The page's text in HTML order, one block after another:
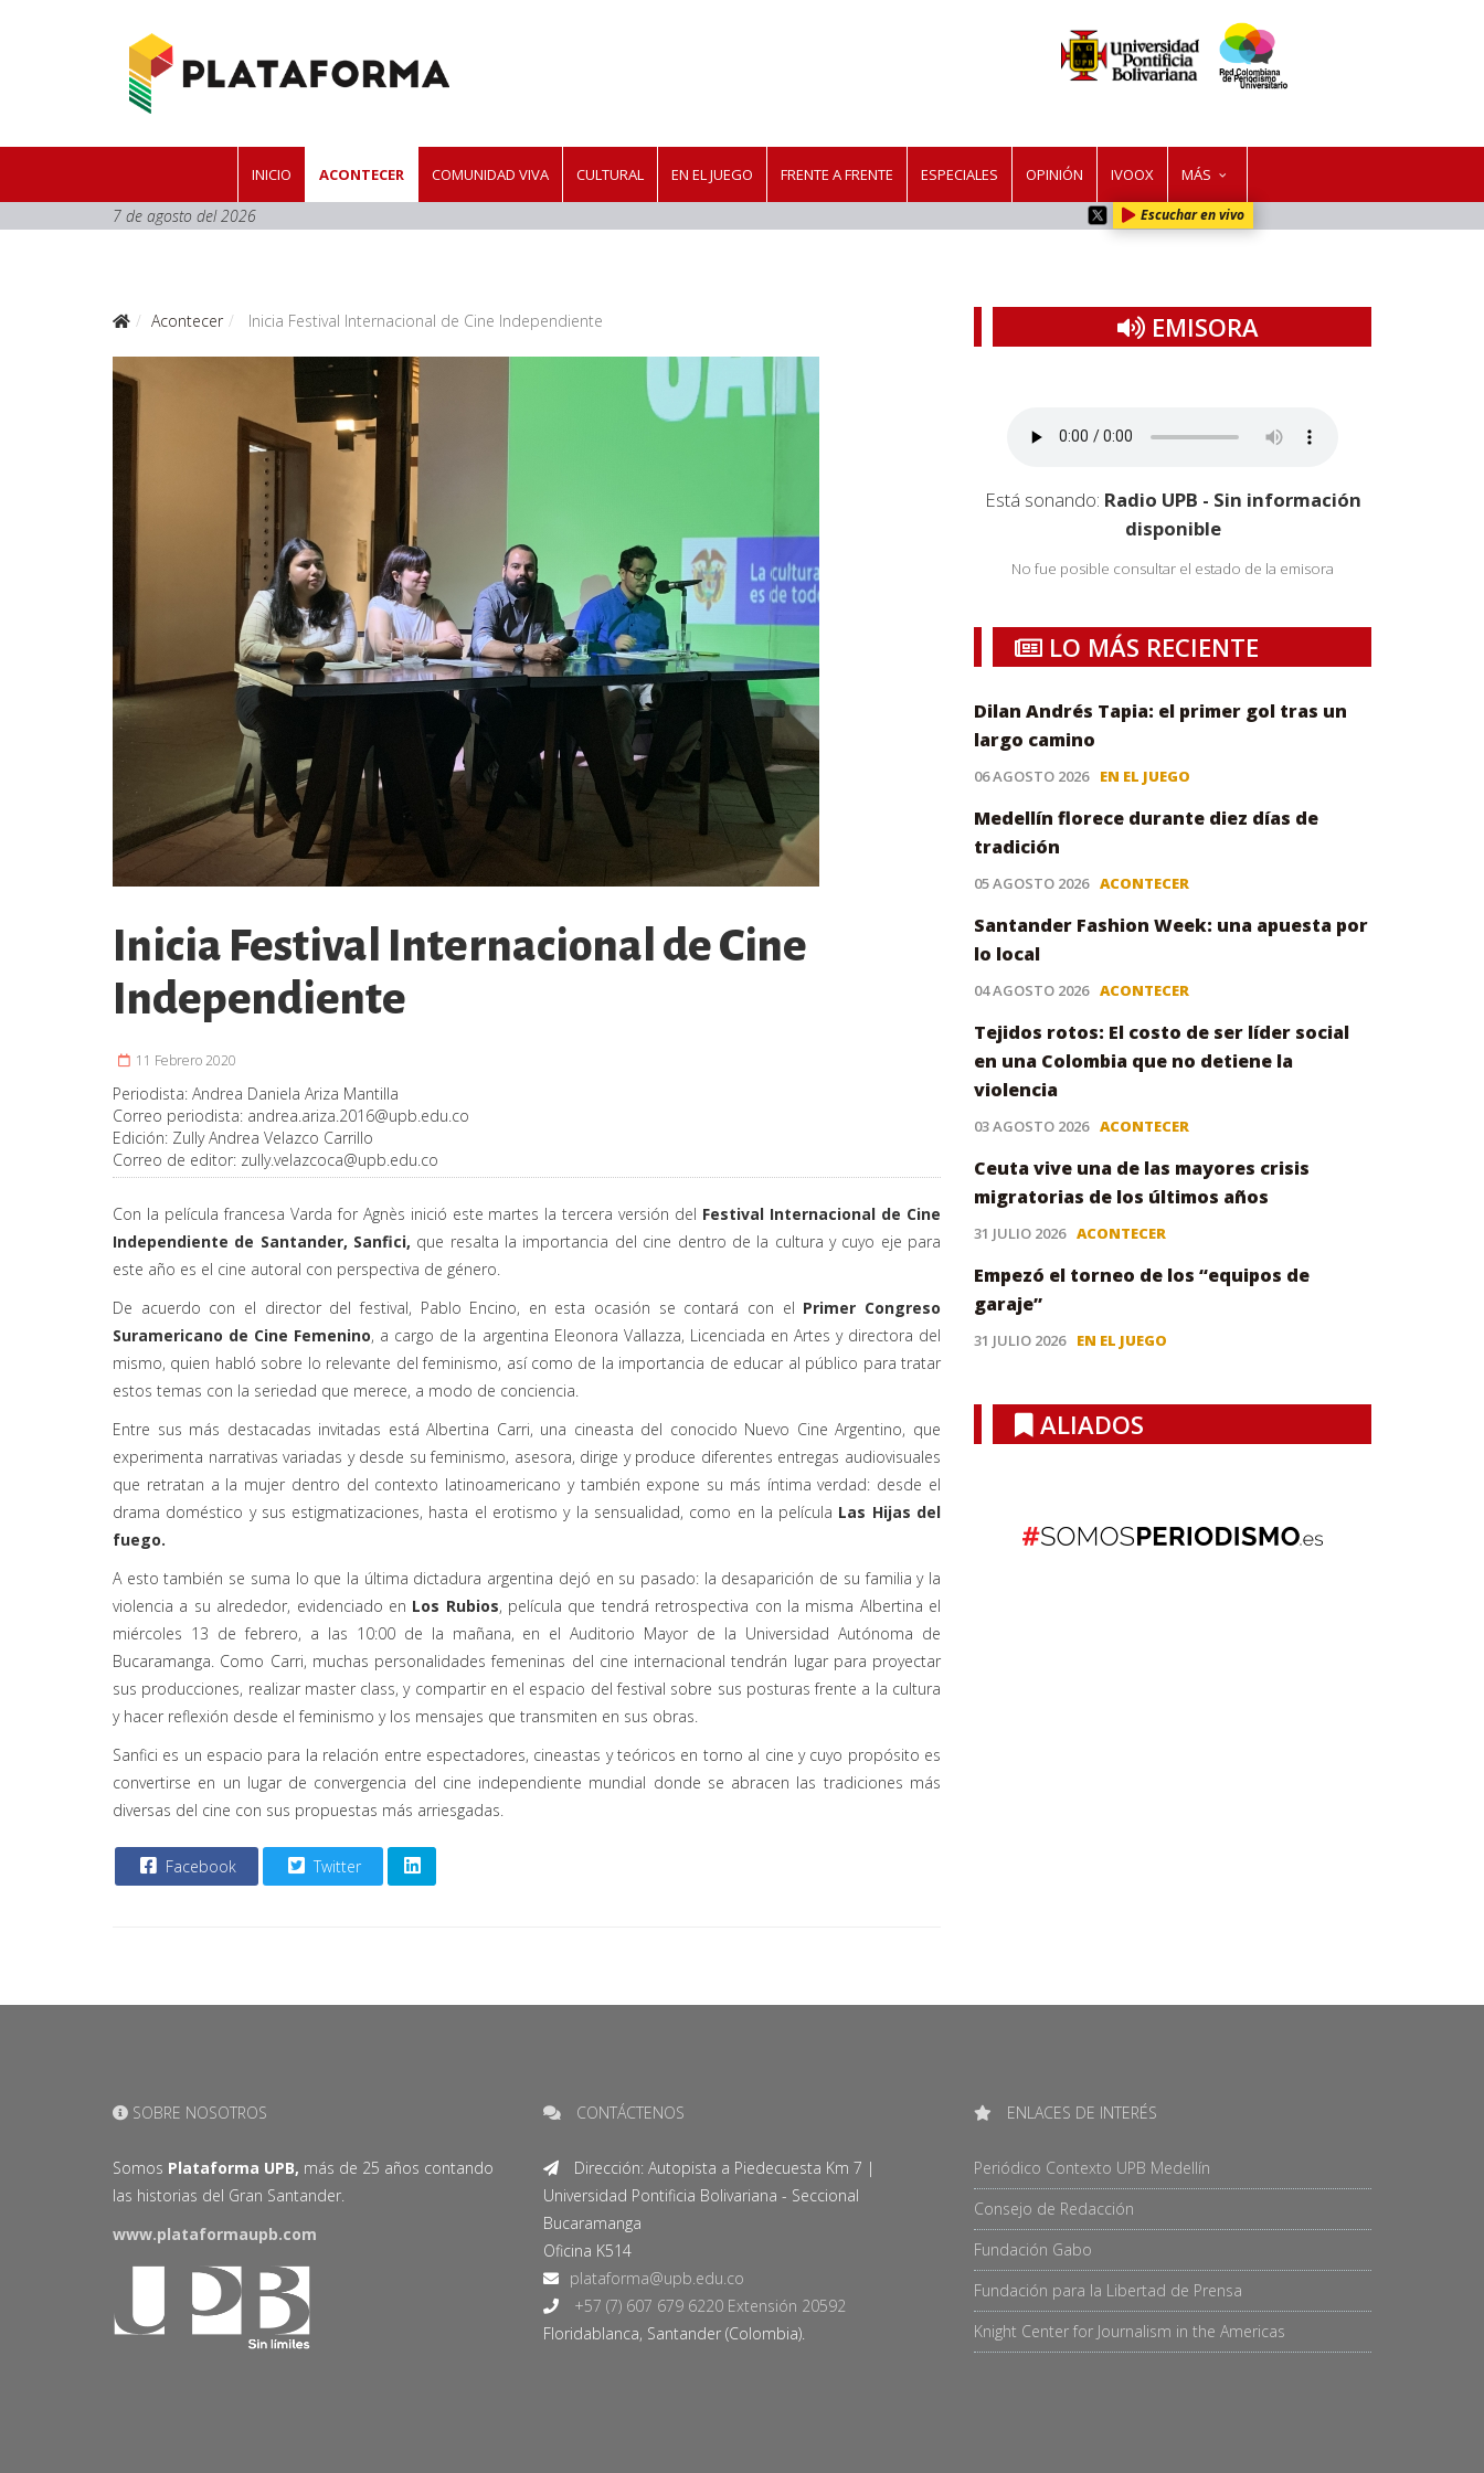
INICIO ACONTECER COMUNIDAD VIVA CULTURAL EN EL JUEGO FRENTE A FRENTE ESPECIALES OPINIÓN IVOOX MÁS
7 de agosto del 2026 Escuchar en vivo
Acontecer Inicia Festival Internacional de Cine Independiente
Inicia Festival Internacional de Cine
Independiente
11 Febrero 2020
Periodista: Andrea Daniela Ariza Mantilla
Correo periodista: andrea.ariza.2016@upb.edu.co
Edición: Zully Andrea Velazco Carrillo
Correo de editor: zully.velazcoca@upb.edu.co
Con la película francesa Varda for Agnès inició este martes la tercera versión del Festival Internacional de Cine
Independiente de Santander, Sanfici, que resalta la importancia del cine dentro de la cultura y cuyo eje para
este año es el cine autoral con perspectiva de género.
De acuerdo con el director del festival, Pablo Encino, en esta ocasión se contará con el Primer Congreso
Suramericano de Cine Femenino, a cargo de la argentina Eleonora Vallazza, Licenciada en Artes y directora del
mismo, quien habló sobre lo relevante del feminismo, así como de la importancia de educar al público para tratar
estos temas con la seriedad que merece, a modo de conciencia.
Entre sus más destacadas invitadas está Albertina Carri, una cineasta del conocido Nuevo Cine Argentino, que
experimenta narrativas variadas y desde su feminismo, asesora, dirige y produce diferentes entregas audiovisuales
que retratan a la mujer dentro del contexto latinoamericano y también expone su más íntima verdad: desde el
drama doméstico y sus estigmatizaciones, hasta el erotismo y la sensualidad, como en la película Las Hijas del
fuego.
A esto también se suma lo que la última dictadura argentina dejó en su pasado: la desaparición de su familia y la
violencia a su alrededor, evidenciado en Los Rubios, película que tendrá retrospectiva con la misma Albertina el
miércoles 13 de febrero, a las 10:00 de la mañana, en el Auditorio Mayor de la Universidad Autónoma de
Bucaramanga. Como Carri, muchas personalidades femeninas del cine internacional tendrán lugar para proyectar
sus producciones, realizar master class, y compartir en el espacio del festival sobre sus posturas frente a la cultura
y hacer reflexión desde el feminismo y los mensajes que transmiten en sus obras.
Sanfici es un espacio para la relación entre espectadores, cineastas y teóricos en torno al cine y cuyo propósito es
convertirse en un lugar de convergencia del cine independiente mundial donde se abracen las tradiciones más
diversas del cine con sus propuestas más arriesgadas.
Facebook Twitter
EMISORA
Está sonando: Radio UPB - Sin información
disponible
No fue posible consultar el estado de la emisora
LO MÁS RECIENTE
Dilan Andrés Tapia: el primer gol tras un
largo camino
06 AGOSTO 2026 EN EL JUEGO
Medellín florece durante diez días de
tradición
05 AGOSTO 2026 ACONTECER
Santander Fashion Week: una apuesta por
lo local
04 AGOSTO 2026 ACONTECER
Tejidos rotos: El costo de ser líder social
en una Colombia que no detiene la
violencia
03 AGOSTO 2026 ACONTECER
Ceuta vive una de las mayores crisis
migratorias de los últimos años
31 JULIO 2026 ACONTECER
Empezó el torneo de los “equipos de
garaje”
31 JULIO 2026 EN EL JUEGO
ALIADOS
SOBRE NOSOTROS
Somos Plataforma UPB, más de 25 años contando
las historias del Gran Santander.
www.plataformaupb.com
CONTÁCTENOS
Dirección: Autopista a Piedecuesta Km 7 |
Universidad Pontificia Bolivariana - Seccional
Bucaramanga
Oficina K514
+57 (7) 607 679 6220 Extensión 20592
Floridablanca, Santander (Colombia).
ENLACES DE INTERÉS
Periódico Contexto UPB Medellín
Consejo de Redacción
Fundación Gabo
Fundación para la Libertad de Prensa
Knight Center for Journalism in the Americas